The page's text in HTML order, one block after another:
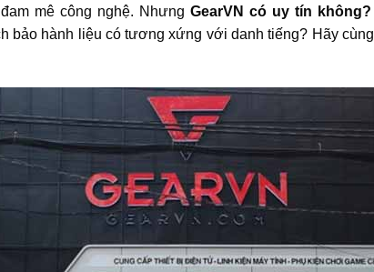
mê công nghệ. Nhưng GearVN có uy tín không?
bảo hành liệu có tương xứng với danh tiếng? Hãy cùng